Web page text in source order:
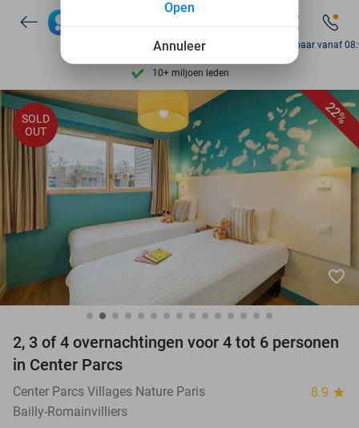
Ontdek 15.000+ deals
7 dagen per week beschikbaar
10+ miljoen leden
op basis van 206.117 reviews
Ontdek 15.000+ deals
7 dagen per week beschikbaar
10+ miljoen leden
Bereikbaar vanaf
22%
SOLD
OUT
favorite_border
2, 3 of 4 overnachtingen voor 4 tot 6 personen
in Center Parcs
Center Parcs Villages Nature Paris 8.9 star
Bailly-Romainvilliers
Annuleer
Open